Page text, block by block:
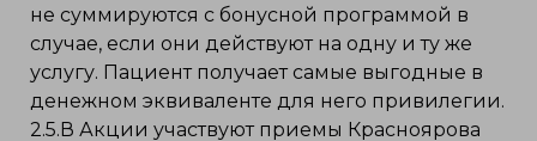
не суммируются с бонусной программой в
случае, если они действуют на одну и ту же
услугу. Пациент получает самые выгодные в
денежном эквиваленте для него привилегии.
2.5.В Акции участвуют приемы Красноярова